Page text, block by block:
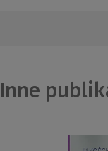
Inne